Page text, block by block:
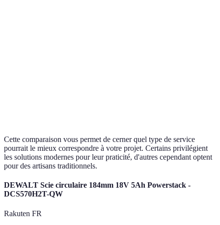
Cette comparaison vous permet de cerner quel type de service
pourrait le mieux correspondre à votre projet. Certains privilégient
les solutions modernes pour leur praticité, d'autres cependant optent
pour des artisans traditionnels.
DEWALT Scie circulaire 184mm 18V 5Ah Powerstack -
DCS570H2T-QW
Rakuten FR